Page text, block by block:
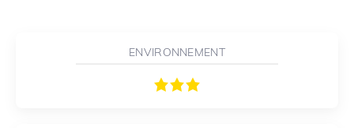
ENVIRONNEMENT